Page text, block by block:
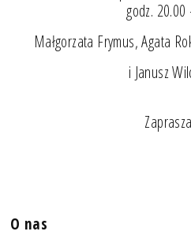
godz.
Małgorzata Frymus, Agata
i Janusz
O nas